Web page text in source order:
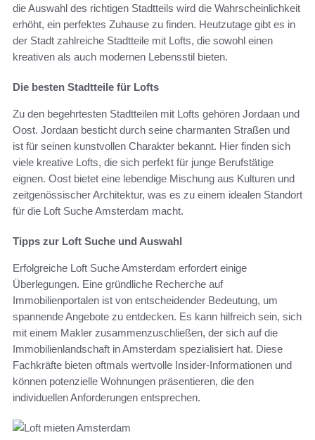
die Auswahl des richtigen Stadtteils wird die Wahrscheinlichkeit
erhöht, ein perfektes Zuhause zu finden. Heutzutage gibt es in
der Stadt zahlreiche Stadtteile mit Lofts, die sowohl einen
kreativen als auch modernen Lebensstil bieten.
Die besten Stadtteile für Lofts
Zu den begehrtesten Stadtteilen mit Lofts gehören Jordaan und
Oost. Jordaan besticht durch seine charmanten Straßen und
ist für seinen kunstvollen Charakter bekannt. Hier finden sich
viele kreative Lofts, die sich perfekt für junge Berufstätige
eignen. Oost bietet eine lebendige Mischung aus Kulturen und
zeitgenössischer Architektur, was es zu einem idealen Standort
für die Loft Suche Amsterdam macht.
Tipps zur Loft Suche und Auswahl
Erfolgreiche Loft Suche Amsterdam erfordert einige
Überlegungen. Eine gründliche Recherche auf
Immobilienportalen ist von entscheidender Bedeutung, um
spannende Angebote zu entdecken. Es kann hilfreich sein, sich
mit einem Makler zusammenzuschließen, der sich auf die
Immobilienlandschaft in Amsterdam spezialisiert hat. Diese
Fachkräfte bieten oftmals wertvolle Insider-Informationen und
können potenzielle Wohnungen präsentieren, die den
individuellen Anforderungen entsprechen.